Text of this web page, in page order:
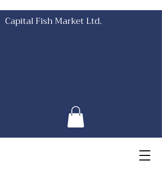
Capital Fish Market Ltd.